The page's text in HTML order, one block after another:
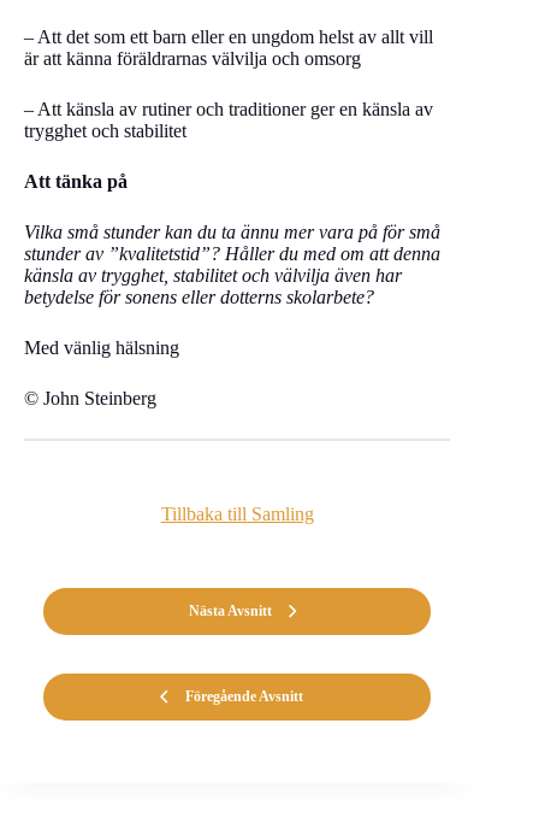
– Att det som ett barn eller en ungdom helst av allt vill
är att känna föräldrarnas välvilja och omsorg
– Att känsla av rutiner och traditioner ger en känsla av
trygghet och stabilitet
Att tänka på
Vilka små stunder kan du ta ännu mer vara på för små
stunder av ”kvalitetstid”? Håller du med om att denna
känsla av trygghet, stabilitet och välvilja även har
betydelse för sonens eller dotterns skolarbete?
Med vänlig hälsning
© John Steinberg
Föregående Avsnitt
Tillbaka till Samling
Nästa Avsnitt